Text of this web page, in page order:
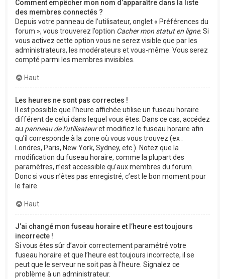
Comment empêcher mon nom d’apparaître dans la liste
des membres connectés ?
Depuis votre panneau de l’utilisateur, onglet « Préférences du
forum », vous trouverez l’option Cacher mon statut en ligne. Si
vous activez cette option vous ne serez visible que par les
administrateurs, les modérateurs et vous-même. Vous serez
compté parmi les membres invisibles.
Haut
Les heures ne sont pas correctes !
Il est possible que l’heure affichée utilise un fuseau horaire
différent de celui dans lequel vous êtes. Dans ce cas, accédez
au panneau de l’utilisateuret modifiez le fuseau horaire afin
qu’il corresponde à la zone où vous vous trouvez (ex :
Londres, Paris, New York, Sydney, etc.). Notez que la
modification du fuseau horaire, comme la plupart des
paramètres, n’est accessible qu’aux membres du forum.
Donc si vous n’êtes pas enregistré, c’est le bon moment pour
le faire.
Haut
J’ai changé mon fuseau horaire et l’heure est toujours
incorrecte !
Si vous êtes sûr d’avoir correctement paramétré votre
fuseau horaire et que l’heure est toujours incorrecte, il se
peut que le serveur ne soit pas à l’heure. Signalez ce
problème à un administrateur.